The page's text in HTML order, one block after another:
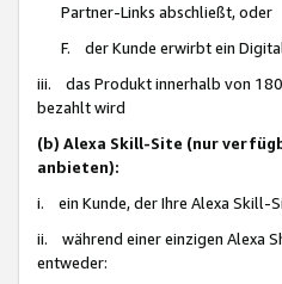
Partner-Links abschließt, oder
F. der Kunde erwirbt ein
iii. das Produkt innerhalb von 180
bezahlt wird
(b) Alexa Skill-Site (nur
anbieten):
i. ein Kunde, der Ihre Alexa Skill-
ii. während einer einzigen Alexa
entweder: